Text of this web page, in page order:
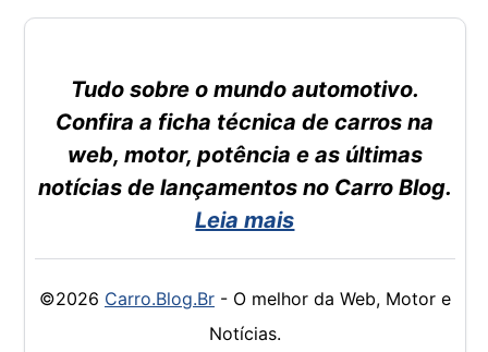
Tudo sobre o mundo automotivo.
Confira a ficha técnica de carros na
web, motor, potência e as últimas
notícias de lançamentos no Carro Blog.
Leia mais
©2026 Carro.Blog.Br- O melhor da Web, Motor e
Notícias.